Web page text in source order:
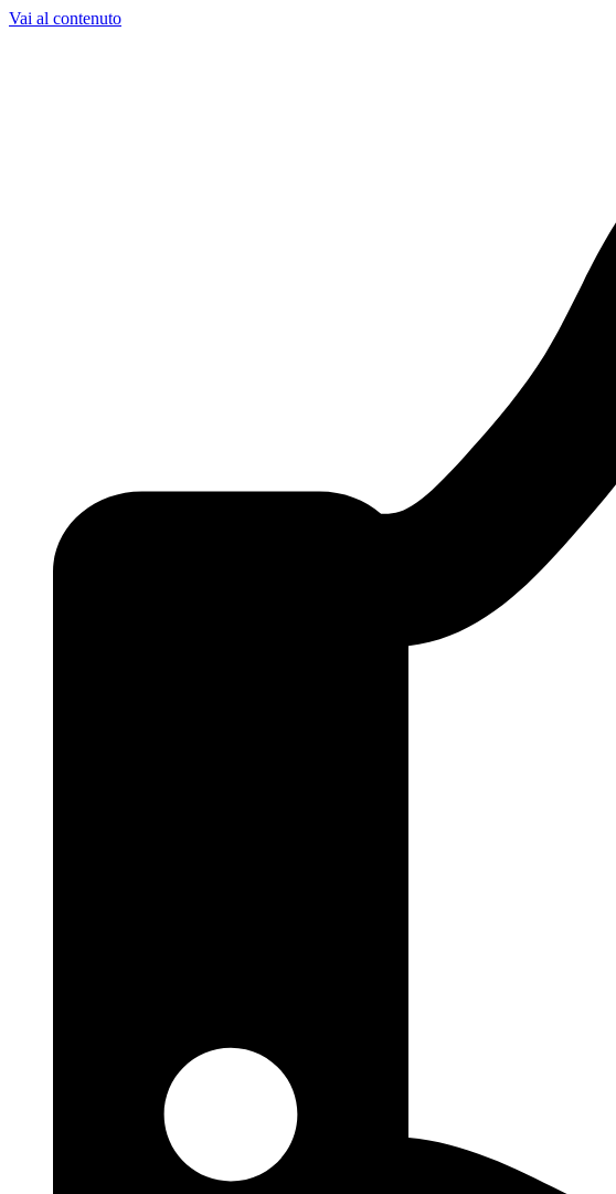
Vai al contenuto